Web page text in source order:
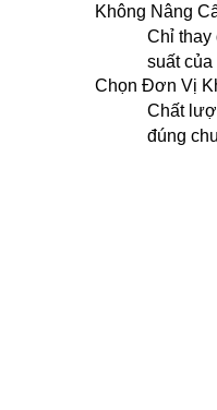
Không Nâng
Chỉ thay
suất của
Chọn Đơn Vị
Chất
đúng